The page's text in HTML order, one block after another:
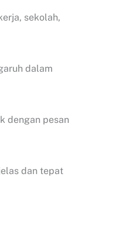
sekolah,
dalam
dengan pesan
dan tepat